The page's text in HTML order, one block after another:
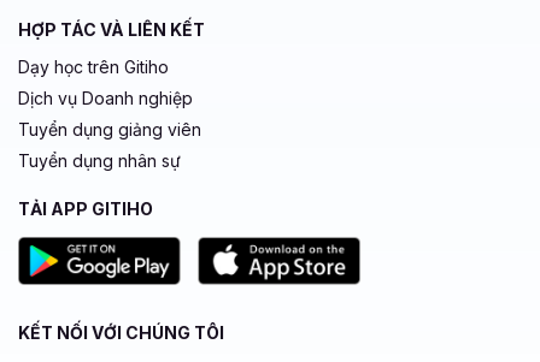
HỢP TÁC VÀ LIÊN KẾT
Dạy học trên Gitiho
Dịch vụ Doanh nghiệp
Tuyển dụng giảng viên
Tuyển dụng nhân sự
TẢI APP GITIHO
KẾT NỐI VỚI CHÚNG TÔI